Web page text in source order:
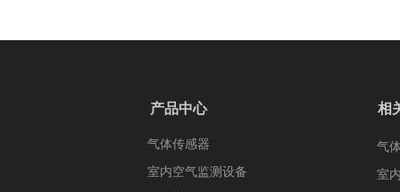
产品中心 相
气体传感器
室内空气监测设备
气
室